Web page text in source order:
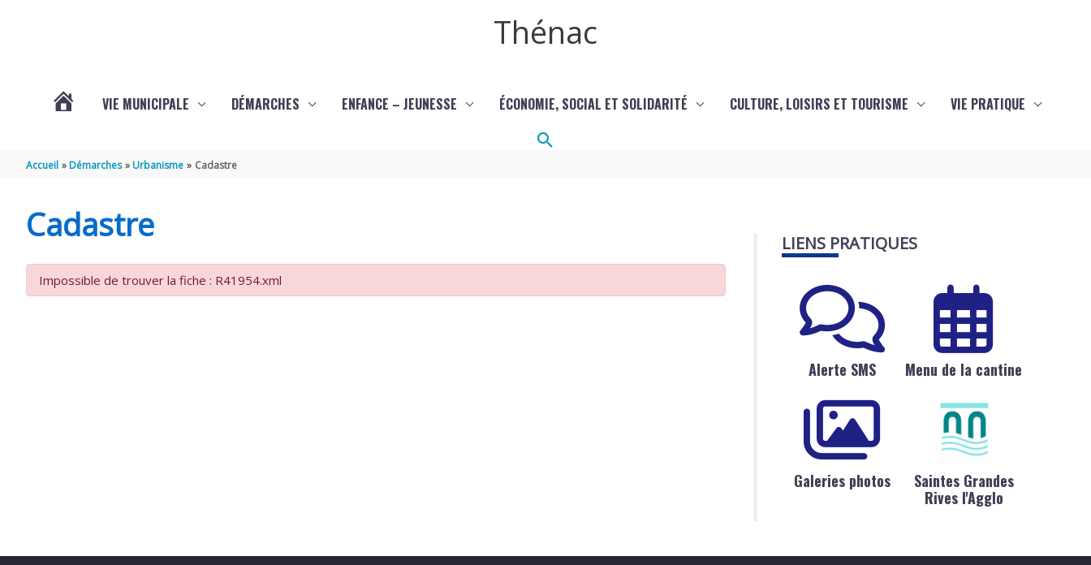
Thénac
THÉNAC
VIE MUNICIPALE DÉMARCHES ENFANCE – JEUNESSE ÉCONOMIE, SOCIAL ET SOLIDARITÉ CULTURE, LOISIRS ET TOURISME VIE PRATIQUE
Rechercher
Accueil Démarches Urbanisme Cadastre
Cadastre
Impossible de trouver la fiche : R41954.xml
LIENS PRATIQUES
Alerte SMS Menu de la cantine
Galeries photos
Saintes Grandes
Rives l'Agglo